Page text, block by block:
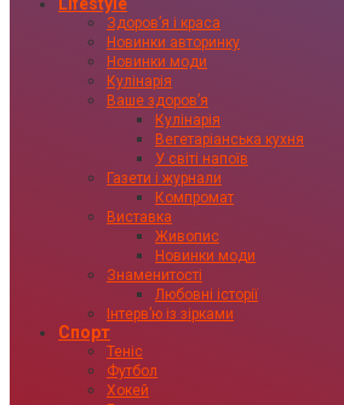
Здоровʼя і краса
Новинки авторинку
Новинки моди
Кулінарія
Ваше здоровʼя
Кулінарія
Вегетаріанська кухня
У світі напоїв
Газети і журнали
Компромат
Виставка
Живопис
Новинки моди
Знаменитості
Любовні історії
Інтервʼю із зірками
Спорт
Теніс
Футбол
Хокей